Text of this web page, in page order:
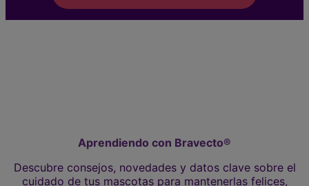
Aprendiendo con Bravecto®
Descubre consejos, novedades y datos clave sobre el
cuidado de tus mascotas para mantenerlas felices,